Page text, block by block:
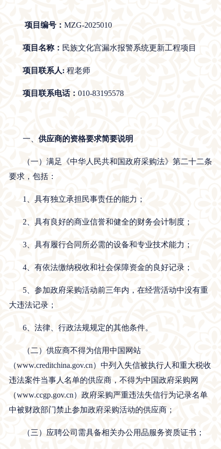
项目编号：MZG-2025010
项目名称： 民族文化宫漏水报警系统更新工程项目
项目联系人:程老师
项目联系电话：010-83195578
一、 供应商的资格要求简要说明
（一）满足《中华人民共和国政府采购法》第二十二条
要求，包括：
1、具有独立承担民事责任的能力；
2、具有良好的商业信誉和健全的财务会计制度；
3、具有履行合同所必需的设备和专业技术能力；
4、有依法缴纳税收和社会保障资金的良好记录；
5、参加政府采购活动前三年内，在经营活动中没有重
大违法记录；
6、法律、行政法规规定的其他条件。
（二）供应商不得为信用中国网站
（www.creditchina.gov.cn）中列入失信被执行人和重大税收
违法案件当事人名单的供应商，不得为中国政府采购网
（www.ccgp.gov.cn）政府采购严重违法失信行为记录名单
中被财政部门禁止参加政府采购活动的供应商；
（三）应聘公司需具备相关办公用品服务资质证书；